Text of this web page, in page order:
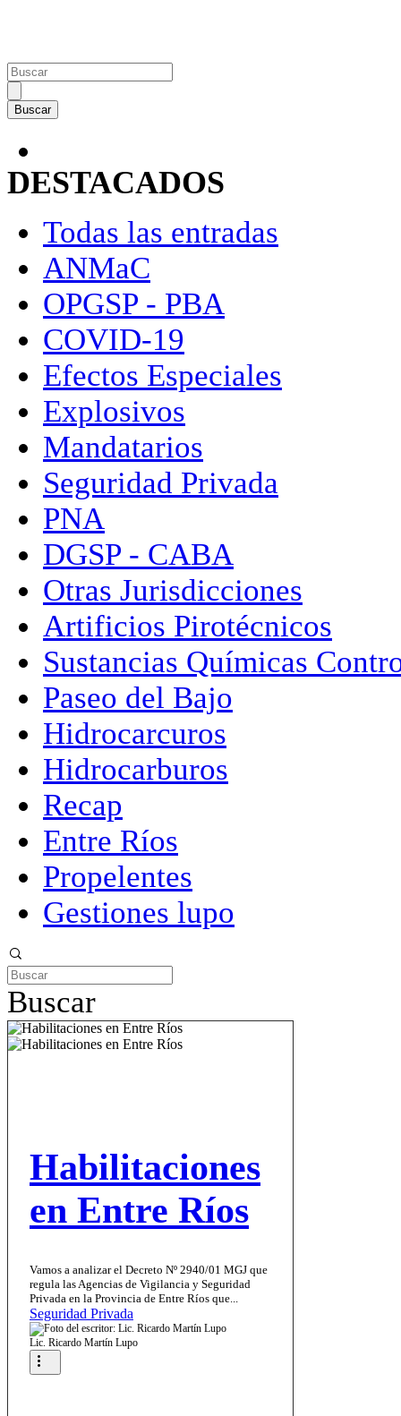
DESTACADOS
Todas las entradas
ANMaC
OPGSP - PBA
COVID-19
Efectos Especiales
Explosivos
Mandatarios
Seguridad Privada
PNA
DGSP - CABA
Otras Jurisdicciones
Artificios Pirotécnicos
Sustancias Químicas
Paseo del Bajo
Hidrocarcuros
Hidrocarburos
Recap
Entre Ríos
Propelentes
Gestiones lupo
Buscar
Habilitaciones
en Entre Ríos
Vamos a analizar el Decreto Nº 2940/01 MGJ que
regula las Agencias de Vigilancia y Seguridad
Privada en la Provincia de Entre Ríos que...
Seguridad Privada
Lic. Ricardo Martín Lupo